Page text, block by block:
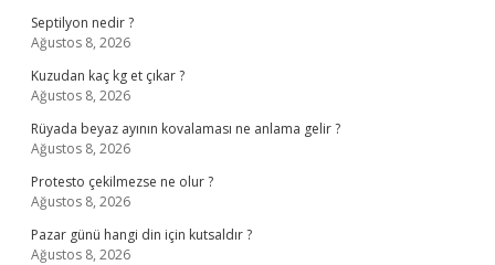
Septilyon nedir ?
Ağustos 8, 2026
Kuzudan kaç kg et çıkar ?
Ağustos 8, 2026
Rüyada beyaz ayının kovalaması ne anlama gelir ?
Ağustos 8, 2026
Protesto çekilmezse ne olur ?
Ağustos 8, 2026
Pazar günü hangi din için kutsaldır ?
Ağustos 8, 2026